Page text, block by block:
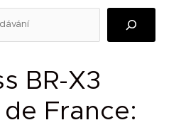
BR-X3
France: